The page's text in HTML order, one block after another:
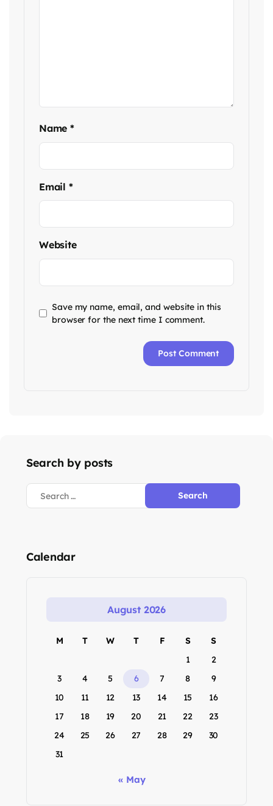
Name*
Email *
Website
Save my name, email, and website in this
browser for the next time I comment.
Search by posts
Calendar
August 2026
M T W T F S
S
1
2
3
4 5 6 7 8
9
10
11 12 13 14 15
16
17
18 19 20 21 22
23
24
25 26 27 28 29
30
31
« May